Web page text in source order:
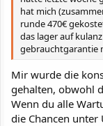
hat mich
runde 470€
das lager auf
gebrauchtgarantie
Mir wurde die
gehalten, obwohl
Wenn du alle
die Chancen unter